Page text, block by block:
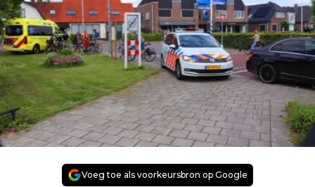
Voeg toe als voorkeursbron op Google